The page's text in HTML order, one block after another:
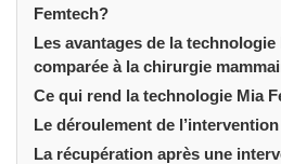
Femtech?
Les avantages de la technologie
comparée à la chirurgie
Ce qui rend la technologie Mia
Le déroulement de l’intervention
La récupération après une